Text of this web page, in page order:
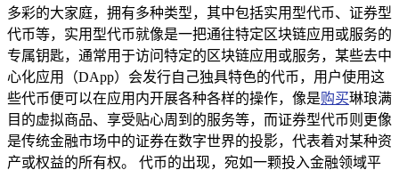
多彩的大家庭，拥有多种类型，其中包括实用型代币、证券型
代币等，实用型代币就像是一把通往特定区块链应用或服务的
专属钥匙，通常用于访问特定的区块链应用或服务，某些去中
心化应用（DApp）会发行自己独具特色的代币，用户使用这
些代币便可以在应用内开展各种各样的操作，像是购买琳琅满
目的虚拟商品、享受贴心周到的服务等，而证券型代币则更像
是传统金融市场中的证券在数字世界的投影，代表着对某种资
产或权益的所有权。 代币的出现，宛如一颗投入金融领域平